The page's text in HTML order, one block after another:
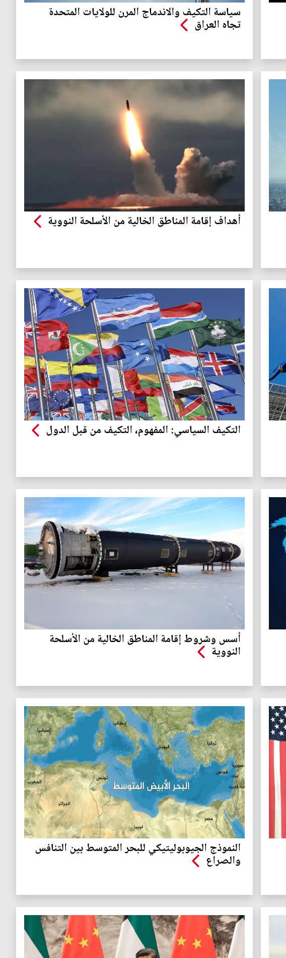
سياسة التكيف والاندماج المرن للولايات المتحدة
تجاه العراق
أهداف إقامة المناطق الخالية من الأسلحة النووية
التكيف السياسي: المفهوم، التكيف من قبل الدول
أسس وشروط إقامة المناطق الخالية من الأسلحة
النووية
النموذج الجيوبوليتيكي للبحر المتوسط بين التنافس
والصراع